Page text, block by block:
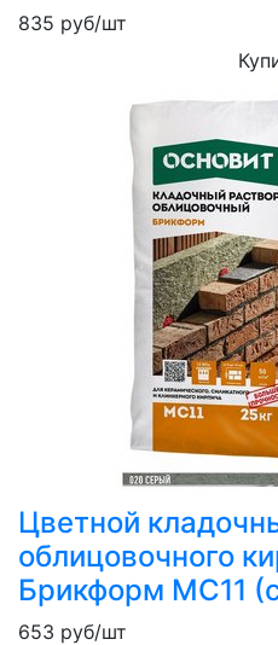
835 руб/шт
Цветной
облицовочного
Брикформ MC11
653 руб/шт